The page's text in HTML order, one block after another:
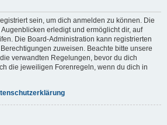
sein, um dich anmelden zu können. Die
erledigt und ermöglicht dir, auf
Die Board-Administration kann registrierten
zuweisen. Beachte bitte unsere
verwandten Regelungen, bevor du dich
die jeweiligen Forenregeln, wenn du dich in